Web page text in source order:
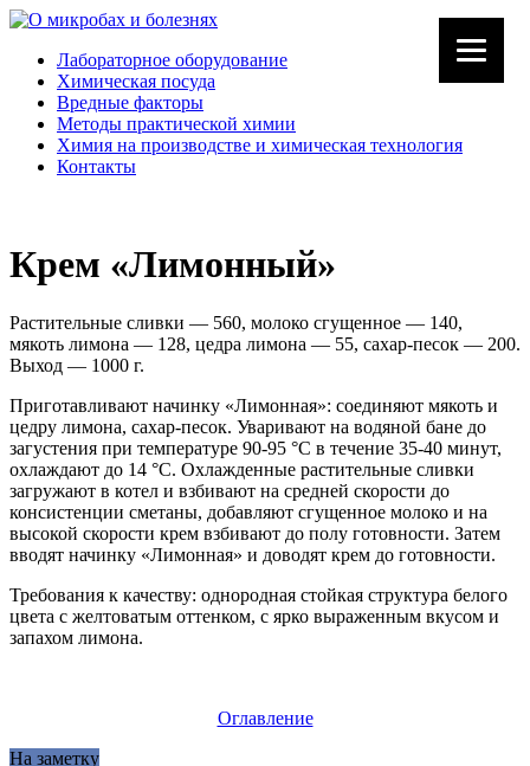
Лабораторное оборудование
Химическая посуда
Вредные факторы
Методы практической химии
Химия на производстве и химическая технология
Контакты
Крем «Лимонный»
Растительные сливки — 560, молоко сгущенное — 140,
мякоть лимона — 128, цедра лимона — 55, сахар-песок — 200.
Выход — 1000 г.
Приготавливают начинку «Лимонная»: соединяют мякоть и
цедру лимона, сахар-песок. Уваривают на водяной бане до
загустения при температуре 90-95 °С в течение 35-40 минут,
охлаждают до 14 °С. Охлажденные растительные сливки
загружают в котел и взбивают на средней скорости до
консистенции сметаны, добавляют сгущенное молоко и на
высокой скорости крем взбивают до полу готовности. Затем
вводят начинку «Лимонная» и доводят крем до готовности.
Требования к качеству: однородная стойкая структура белого
цвета с желтоватым оттенком, с ярко выраженным вкусом и
запахом лимона.
Оглавление
На заметку